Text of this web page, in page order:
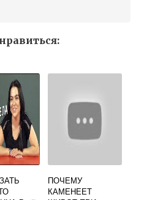
ПОЧЕМУ
КАМЕНЕЕТ